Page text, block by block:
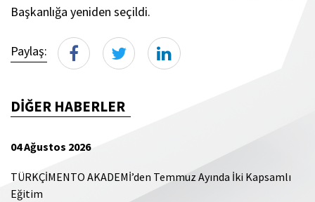
Başkanlığa yeniden seçildi.
Paylaş:
DİĞER HABERLER
04 Ağustos 2026
TÜRKÇİMENTO AKADEMİ’den Temmuz Ayında İki Kapsamlı
Eğitim